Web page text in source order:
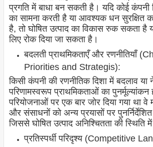
प्रगति में बाधा बन सकती है। यदि कोई कंपनी
का सामना करती है या आवश्यक धन सुरक्षित
है, तो घोषित उत्पाद का विकास रुक सकता है
लिए रोक दिया जा सकता है।
बदलती प्राथमिकताएँ और रणनीतियाँ
Priorities and Strategis):
किसी कंपनी की रणनीतिक दिशा में बदलाव
परिणामस्वरूप प्राथमिकताओं का
परियोजनाओं पर एक बार जोर दिया गया था
और संसाधनों को अन्य प्रयासों पर
जिससे घोषित उत्पाद अनिश्चितता की स्थिति
प्रतिस्पर्धी परिदृश्य (Competitive